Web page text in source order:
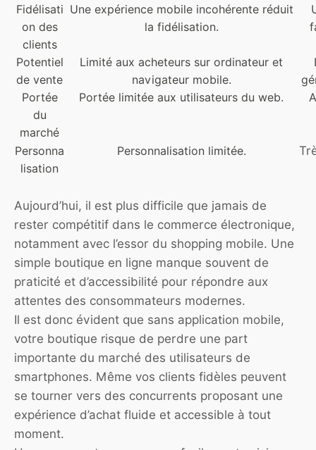
Fidélisati
on des
clients
Une expérience mobile incohérente réduit
la fidélisation.
Potentiel
de vente
Limité aux acheteurs sur ordinateur et
navigateur mobile.
Portée
du
marché
Portée limitée aux utilisateurs du web.
Personna
lisation
Personnalisation limitée.
Aujourd’hui, il est plus difficile que jamais de
rester compétitif dans le commerce électronique,
notamment avec l’essor du shopping mobile. Une
simple boutique en ligne manque souvent de
praticité et d’accessibilité pour répondre aux
attentes des consommateurs modernes.
Il est donc évident que sans application mobile,
votre boutique risque de perdre une part
importante du marché des utilisateurs de
smartphones. Même vos clients fidèles peuvent
se tourner vers des concurrents proposant une
expérience d’achat fluide et accessible à tout
moment.